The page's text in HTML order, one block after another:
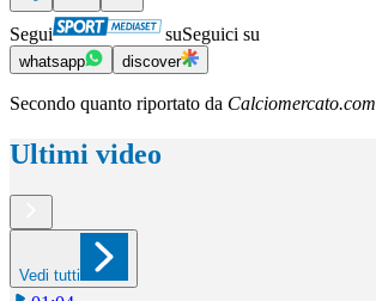
Segui suSeguici su
whatsapp discover
Secondo quanto riportato da Calciomercato.com
Ultimi video
Vedi tutti